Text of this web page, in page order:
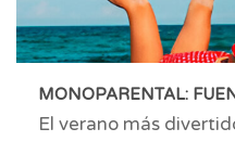
MONOPARENTAL:
El verano más